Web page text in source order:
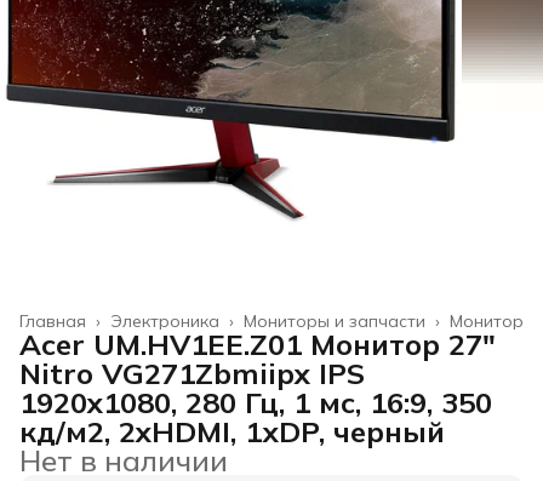
Монитор
Мониторы и запчасти ›
Электроника ›
Главная ›
Acer UM.HV1EE.Z01 Монитор 27"
Nitro VG271Zbmiipx IPS
1920x1080, 280 Гц, 1 мс, 16:9, 350
кд/м2, 2xHDMI, 1хDP, черный
Нет в наличии